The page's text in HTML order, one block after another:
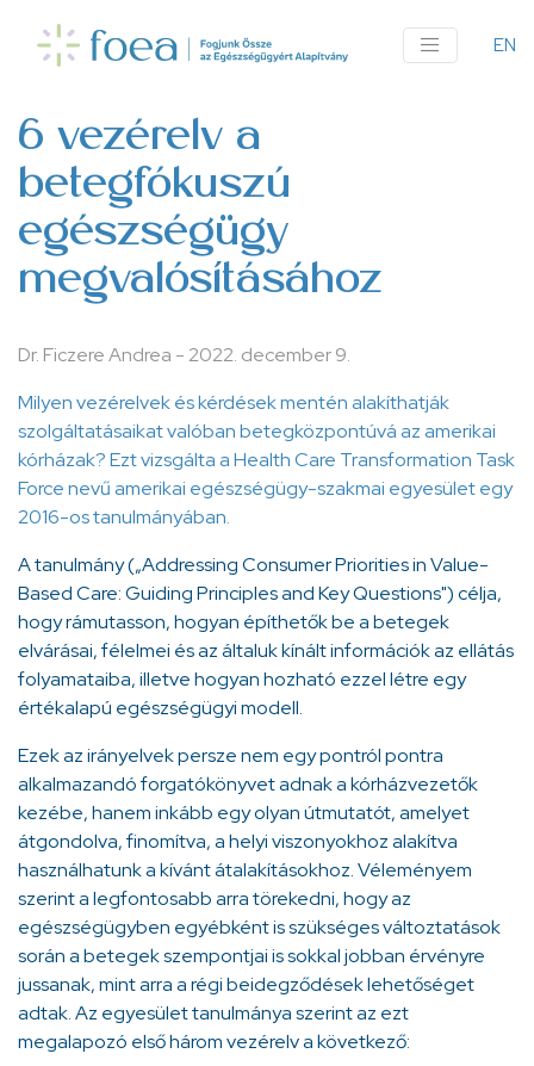
tartalomra
EN
6 vezérelv a
betegfókuszú
egészségügy
megvalósításához
Dr. Ficzere Andrea - 2022. december 9.
Milyen vezérelvek és kérdések mentén alakíthatják
szolgáltatásaikat valóban betegközpontúvá az amerikai
kórházak? Ezt vizsgálta a Health Care Transformation Task
Force nevű amerikai egészségügy-szakmai egyesület egy
2016-os tanulmányában.
A tanulmány („Addressing Consumer Priorities in Value-
Based Care: Guiding Principles and Key Questions") célja,
hogy rámutasson, hogyan építhetők be a betegek
elvárásai, félelmei és az általuk kínált információk az ellátás
folyamataiba, illetve hogyan hozható ezzel létre egy
értékalapú egészségügyi modell.
Ezek az irányelvek persze nem egy pontról pontra
alkalmazandó forgatókönyvet adnak a kórházvezetők
kezébe, hanem inkább egy olyan útmutatót, amelyet
átgondolva, finomítva, a helyi viszonyokhoz alakítva
használhatunk a kívánt átalakításokhoz. Véleményem
szerint a legfontosabb arra törekedni, hogy az
egészségügyben egyébként is szükséges változtatások
során a betegek szempontjai is sokkal jobban érvényre
jussanak, mint arra a régi beidegződések lehetőséget
adtak. Az egyesület tanulmánya szerint az ezt
megalapozó első három vezérelv a következő: